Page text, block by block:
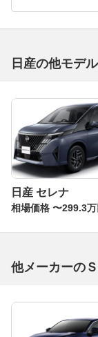
日産の他モデ
日産 セレナ
相場価格 〜299.3万
他メーカーの